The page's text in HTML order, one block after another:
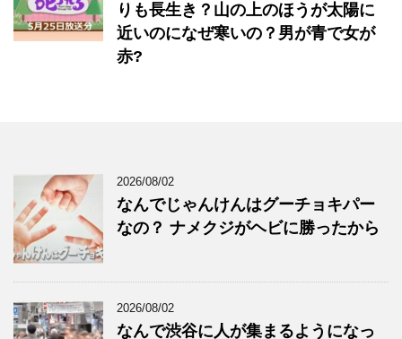
りも長生き？山の上のほうが太陽に
近いのになぜ寒いの？男が青で女が
赤?
2026/08/02
なんでじゃんけんはグーチョキパー
なの？ ナメクジがヘビに勝ったから
2026/08/02
なんで渋谷に人が集まるようになっ